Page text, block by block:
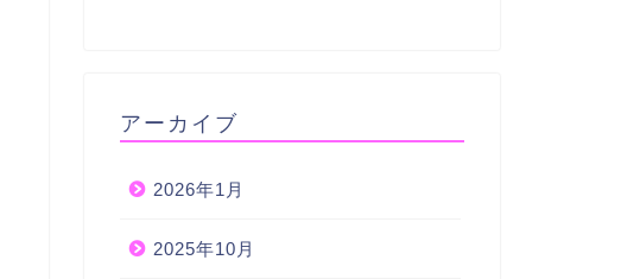
アーカイブ
2026年1月
2025年10月